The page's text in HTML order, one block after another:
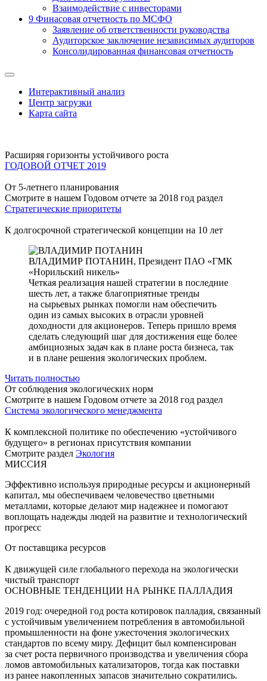
Взаимодействие с инвеcторами
9 Финасовая отчетность по МСФО
Заявление об ответственности руководства
Аудиторское заключение независимых аудиторов
Консолидированная финансовая отчетность
Интерактивный анализ
Центр загрузки
Карта сайта
Расширяя горизонты устойчивого роста
ГОДОВОЙ ОТЧЕТ 2019
От 5-летнего планирования
Смотрите в нашем Годовом отчете за 2018 год раздел
Стратегические приоритеты
К долгосрочной стратегической концепции на 10 лет
ВЛАДИМИР ПОТАНИН, Президент ПАО «ГМК
«Норильский никель»
Четкая реализация нашей стратегии в последние
шесть лет, а также благоприятные тренды
на сырьевых рынках помогли нам обеспечить
один из самых высоких в отрасли уровней
доходности для акционеров. Теперь пришло время
сделать следующий шаг для достижения еще более
амбициозных задач как в плане роста бизнеса, так
и в плане решения экологических проблем.
Читать полностью
От соблюдения экологических норм
Смотрите в нашем Годовом отчете за 2018 год раздел
Система экологического менеджмента
К комплексной политике по обеспечению «устойчивого
будущего» в регионах присутствия компании
Смотрите раздел Экология
МИССИЯ
Эффективно используя природные ресурсы и акционерный
капитал, мы обеспечиваем человечество цветными
металлами, которые делают мир надежнее и помогают
воплощать надежды людей на развитие и технологический
прогресс
От поставщика ресурсов
К движущей силе глобального перехода на экологически
чистый транспорт
ОСНОВНЫЕ ТЕНДЕНЦИИ НА РЫНКЕ ПАЛЛАДИЯ
2019 год: очередной год роста котировок палладия, связанный
с устойчивым увеличением потребления в автомобильной
промышленности на фоне ужесточения экологических
стандартов по всему миру. Дефицит был компенсирован
за счет роста первичного производства и увеличения сбора
ломов автомобильных катализаторов, тогда как поставки
из ранее накопленных запасов значительно сократились.